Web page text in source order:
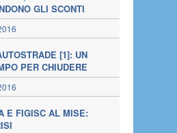
GLI SCONTI
[1]: UN
PER CHIUDERE
E FIGISC AL MISE: